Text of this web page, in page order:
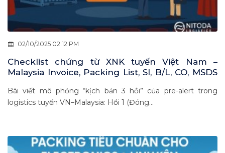
02/10/2025 02:12 PM
Checklist chứng từ XNK tuyến Việt Nam –
Malaysia Invoice, Packing List, SI, B/L, CO, MSDS
Bài viết mô phỏng “kịch bản 3 hồi” của pre-alert trong
logistics tuyến VN–Malaysia: Hồi 1 (Đóng...